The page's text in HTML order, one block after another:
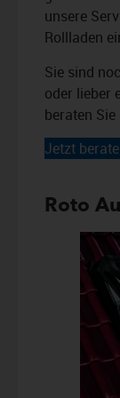
unsere
Rollladen
Sie sind
oder lieber
beraten
Jetzt
Roto